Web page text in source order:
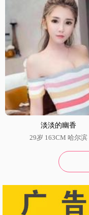
淡淡的幽香
29岁 163CM 哈尔滨